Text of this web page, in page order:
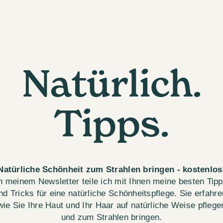
Natürlich.
Tipps.
Schönheit zum Strahlen bringen -
meinem Newsletter teile ich mit Ihnen meine besten
Tricks für eine natürliche Schönheitspflege. Sie
Sie Ihre Haut und Ihr Haar auf natürliche Weise
und zum Strahlen bringen.